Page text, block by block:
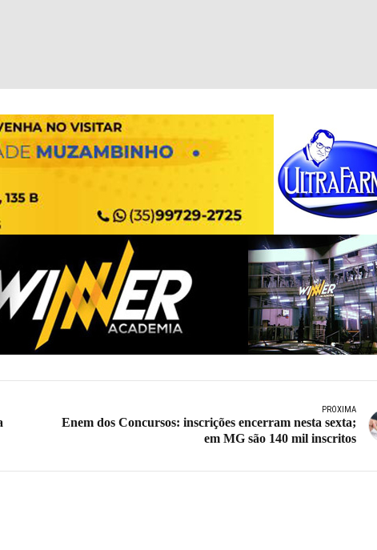
PRÓXIMA
Enem dos Concursos: inscrições encerram nesta sexta;
em MG são 140 mil inscritos